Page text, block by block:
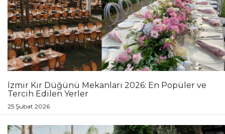
İzmir Kır Düğünü Mekanları 2026: En Popüler ve
Tercih Edilen Yerler
25 Şubat 2026